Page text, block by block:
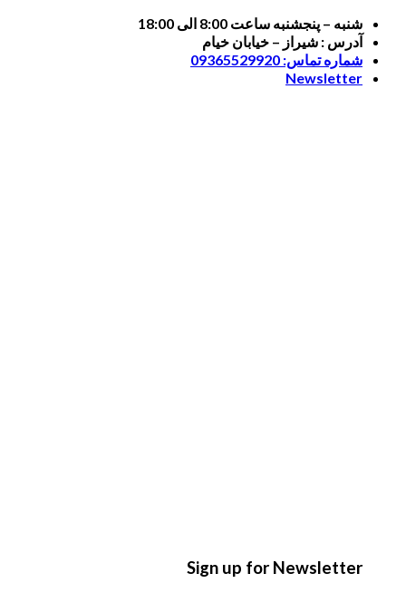
Skip
content
شنبه – پنجشنبه ساعت 8:00 الی 18:00
آدرس : شیراز – خیابان خیام
شماره تماس: 09365529920
Newsletter
Sign up for Newsletter